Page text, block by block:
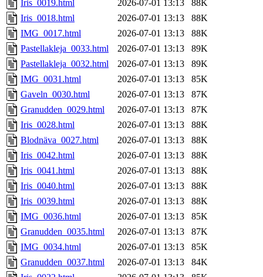
Iris_0019.html
2026-07-01 13:13
88K
Iris_0018.html
2026-07-01 13:13
88K
IMG_0017.html
2026-07-01 13:13
88K
Pastellakleja_0033.html
2026-07-01 13:13
89K
Pastellakleja_0032.html
2026-07-01 13:13
89K
IMG_0031.html
2026-07-01 13:13
85K
Gaveln_0030.html
2026-07-01 13:13
87K
Granudden_0029.html
2026-07-01 13:13
87K
Iris_0028.html
2026-07-01 13:13
88K
Blodnäva_0027.html
2026-07-01 13:13
88K
Iris_0042.html
2026-07-01 13:13
88K
Iris_0041.html
2026-07-01 13:13
88K
Iris_0040.html
2026-07-01 13:13
88K
Iris_0039.html
2026-07-01 13:13
88K
IMG_0036.html
2026-07-01 13:13
85K
Granudden_0035.html
2026-07-01 13:13
87K
IMG_0034.html
2026-07-01 13:13
85K
Granudden_0037.html
2026-07-01 13:13
84K